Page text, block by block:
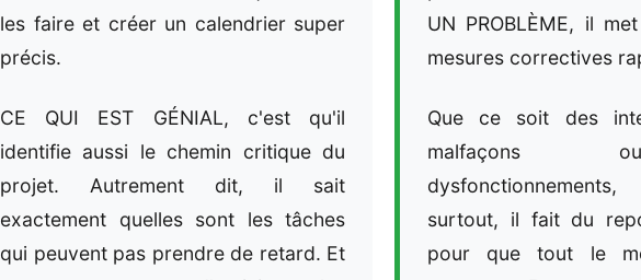
les faire et créer un calendrier super
précis.
CE QUI EST GÉNIAL, c'est qu'il
identifie aussi le chemin critique du
projet. Autrement dit, il sait
exactement quelles sont les tâches
qui peuvent pas prendre de retard. Et
UN PROBLÈME, il
mesures correctives
Que ce soit des
malfaçons
surtout, il fait du
pour que tout le